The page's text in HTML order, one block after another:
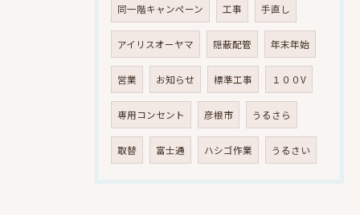
同一階キャンペーン 工事 手直し
アイリスオーヤマ 隠蔽配管 年末年始
営業 お知らせ 標準工事 １００V
専用コンセント 彦根市 うるさら
取替 富士通 ハシゴ作業 うるさい